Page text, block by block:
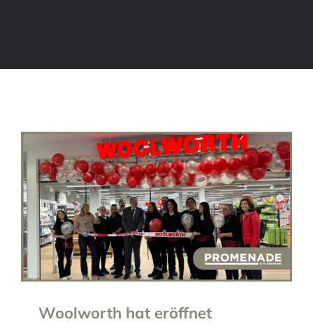
Woolworth hat eröffnet
Woolworth hat eröffnet